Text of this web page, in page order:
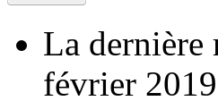
La dernière
février